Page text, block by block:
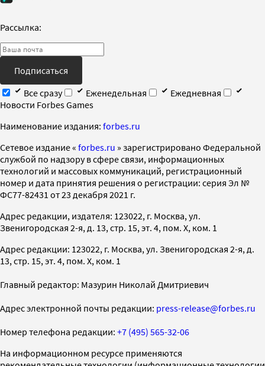
Рассылка:
Подписаться
Все сразу
Еженедельная
Ежедневная
Новости Forbes Games
Наименование издания: forbes.ru
Cетевое издание « forbes.ru » зарегистрировано Федеральной
службой по надзору в сфере связи, информационных
технологий и массовых коммуникаций, регистрационный
номер и дата принятия решения о регистрации: серия Эл №
ФС77-82431 от 23 декабря 2021 г.
Адрес редакции, издателя: 123022, г. Москва, ул.
Звенигородская 2-я, д. 13, стр. 15, эт. 4, пом. X, ком. 1
Адрес редакции: 123022, г. Москва, ул. Звенигородская 2-я, д.
13, стр. 15, эт. 4, пом. X, ком. 1
Главный редактор: Мазурин Николай Дмитриевич
Адрес электронной почты редакции: press-release@forbes.ru
Номер телефона редакции: +7 (495) 565-32-06
На информационном ресурсе применяются